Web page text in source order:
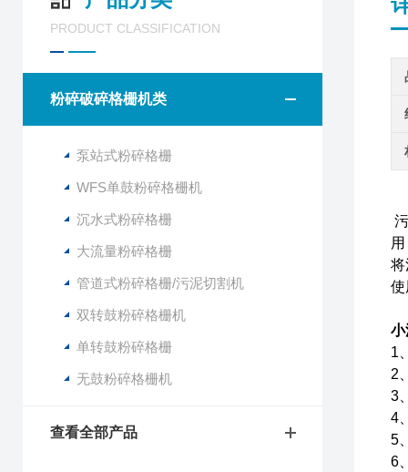
PRODUCT CLASSIFICATION
粉碎破碎格栅机类
泵站式粉碎格栅
WFS单鼓粉碎格栅机
沉水式粉碎格栅
大流量粉碎格栅
管道式粉碎格栅/污泥切割机
双转鼓粉碎格栅机
单转鼓粉碎格栅
无鼓粉碎格栅机
查看全部产品
将
使
小
1
2
3
4
5
6